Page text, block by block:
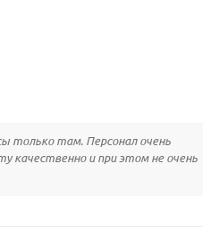
только там. Персонал очень
качественно и при этом не очень